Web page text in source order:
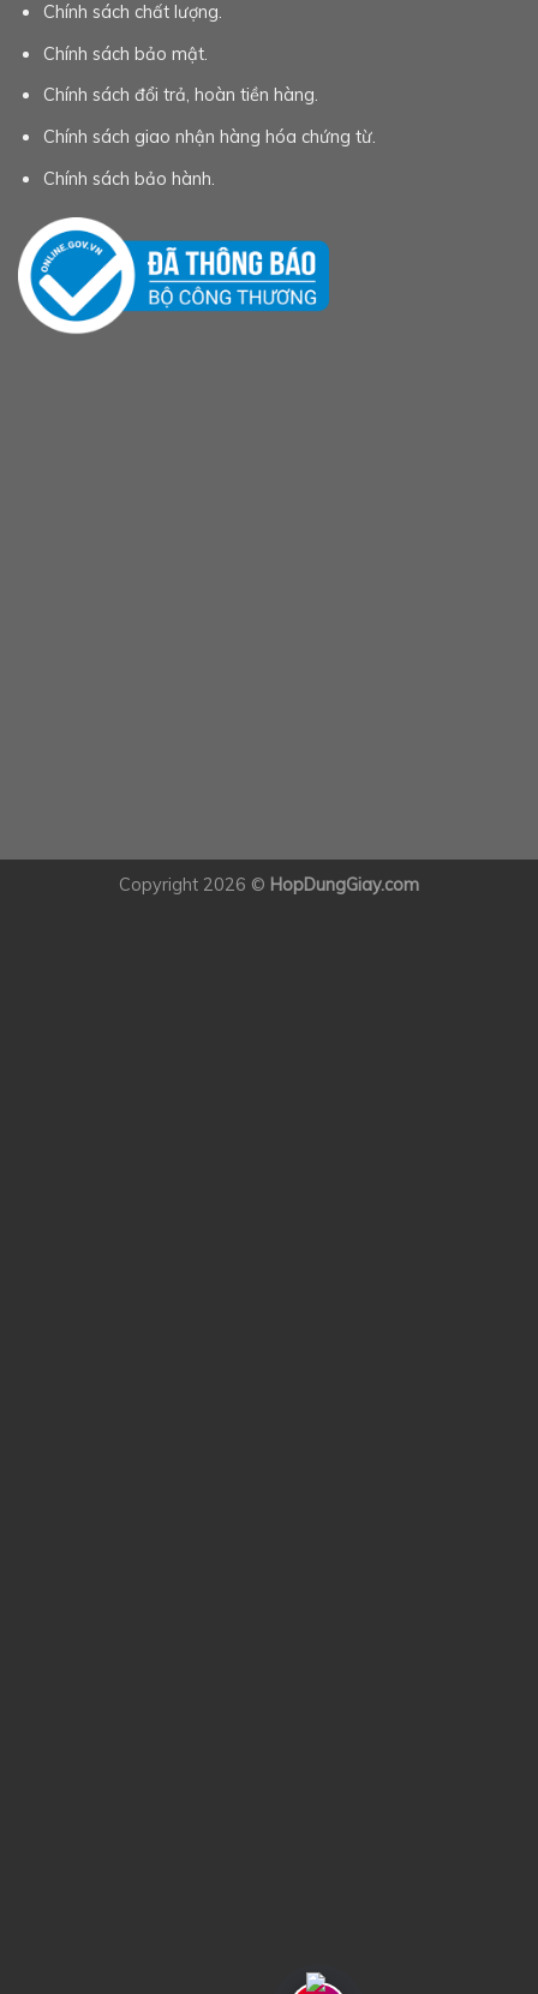
Chính sách chất lượng.
Chính sách bảo mật.
Chính sách đổi trả, hoàn tiền hàng.
Chính sách giao nhận hàng hóa chứng từ.
Chính sách bảo hành.
Copyright 2026 © HopDungGiay.com